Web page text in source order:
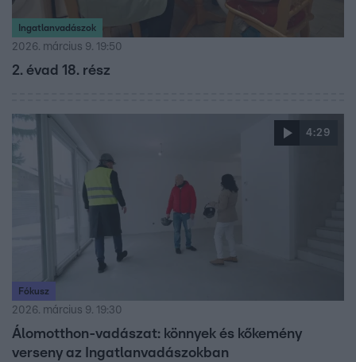
Ingatlanvadászok
2026. március 9. 19:50
2. évad 18. rész
4:29
Fókusz
2026. március 9. 19:30
Álomotthon-vadászat: könnyek és kőkemény
verseny az Ingatlanvadászokban